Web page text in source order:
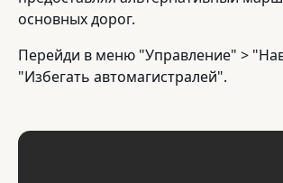
основных дорог.
Перейди в меню "Управление" >
"Избегать автомагистралей".